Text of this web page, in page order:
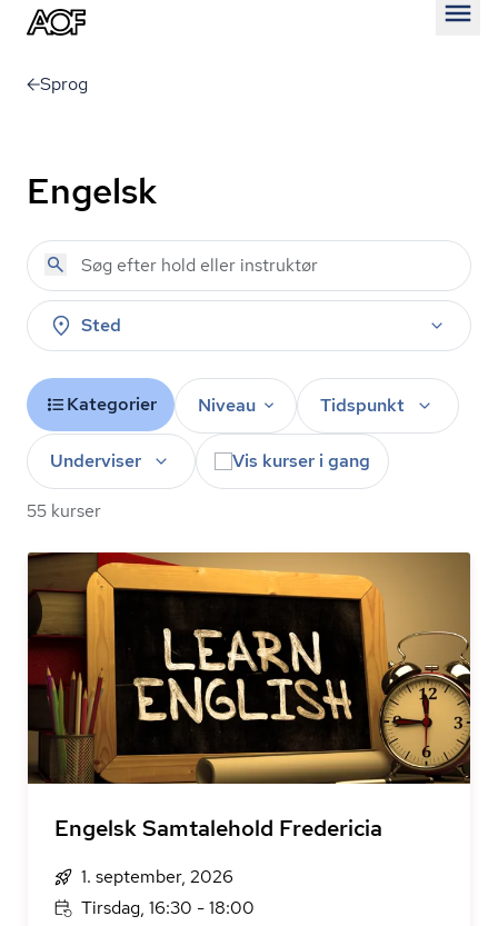
Sprog
Engelsk
Sted
Kategorier Niveau Tidspunkt
Underviser Vis kurser i gang
55 kurser
Engelsk Samtalehold Fredericia
1. september, 2026
Tirsdag, 16:30 - 18:00